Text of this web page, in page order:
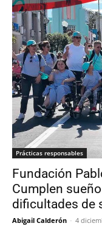
Prácticas responsables
Fundación
Cumplen
dificultades de
Abigail Calderón - 4